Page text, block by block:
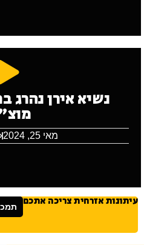
נשיא אירן נהרג
מאי 25, 2024
עיתונות אזרחית צריכה אתכם